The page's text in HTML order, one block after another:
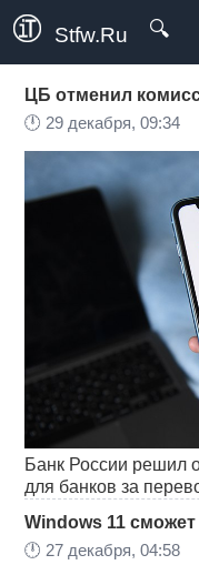
Stfw.Ru 🔍
ЦБ отменил
🕛 29 декабря, 09:34
Банк России решил
для банков за
Windows 11
🕛 27 декабря, 04:58